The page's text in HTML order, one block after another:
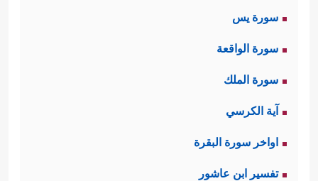
سورة يس
سورة الواقعة
سورة الملك
آية الكرسي
اواخر سورة البقرة
تفسير ابن عاشور